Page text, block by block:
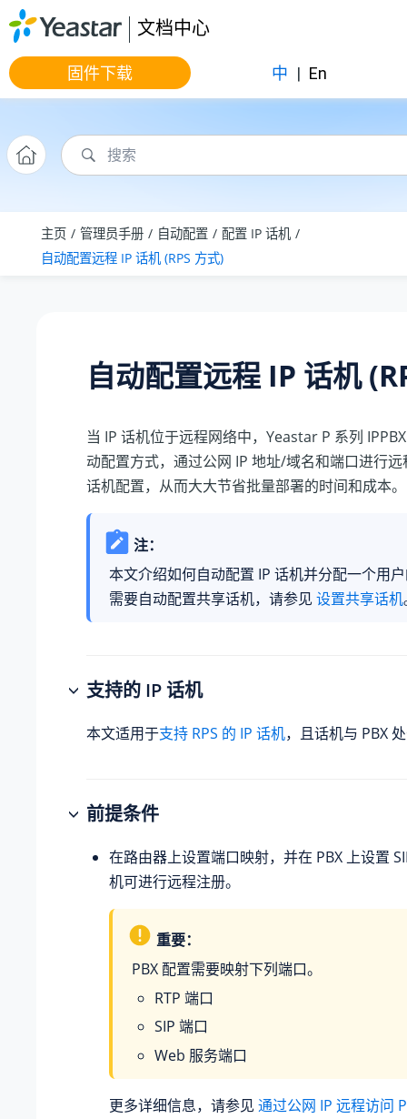
跳转到主要内容
文档中心
固件下载 中 | En
主页 管理员手册 自动配置
配置 IP 话机
自动配置远程 IP 话机 (RPS 方式)
自动配置远程IP 话机
当 IP 话机位于远程网络中， Yeastar P 系列 IPPBX
动配置方式，通过公网 IP 地址/域名和端口进行
话机配置，从而大大节省批量部署的时间和成本。
注：
本文介绍如何自动配置 IP 话机并分配一个用
需要自动配置共享话机，请参见 设置共享话机
支持的 IP 话机
本文适用于支持 RPS 的 IP 话机，且话机与 PBX
前提条件
在路由器上设置端口映射，并在 PBX 上设置
机可进行远程注册。
重要：
PBX 配置需要映射下列端口。
RTP 端口
SIP 端口
Web 服务端口
更多详细信息，请参见 通过公网 IP 远程访问